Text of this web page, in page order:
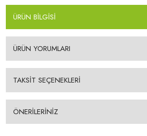
ÜRÜN BİLGİSİ
ÜRÜN YORUMLARI
TAKSİT SEÇENEKLERİ
ÖNERİLERİNİZ